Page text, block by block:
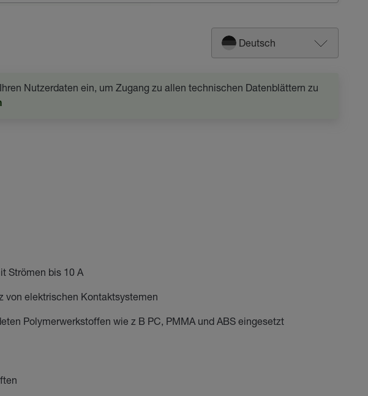
Deutsch
Nutzerdaten ein, um Zugang zu allen technischen Datenblättern zu
Strömen bis 10 A
von elektrischen Kontaktsystemen
Polymerwerkstoffen wie z B PC, PMMA und ABS eingesetzt